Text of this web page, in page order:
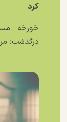
کرد
درگذشت؛